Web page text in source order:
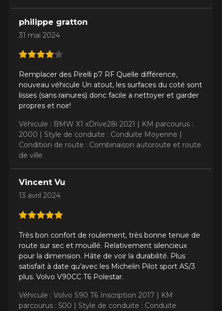
philippe gratton
31 mai 2024
Remplacer des Pirelli p7 RF Quelle différence,
nouveau véhicule Un atout, les surfaces du coté sont
lisses (sans rainures) donc facile a nettoyer et garder
propres et noir!
Véhicule : BMW X1 xDrive28i 2021 | KM parcourus :
2000 | Style de conduite : Conduite Moyenne |
Condition de route : Combinaison autoroute et route
de ville
Vincent Vu
13 avril 2024
Très bon confort de roulement, très bonne tenue de
route sur sec et mouillé. Relativement silencieux
pour la dimension. Hâte de voir la durabilité. Plus
satisfait à date qu’avec les Michelin Pilot sport AS/3
plus. Volvo V90CC T6 Polestar.
Véhicule : Volvo S90 T6 Inscription 2017 | KM
parcourus : 500 | Style de conduite : Conduite